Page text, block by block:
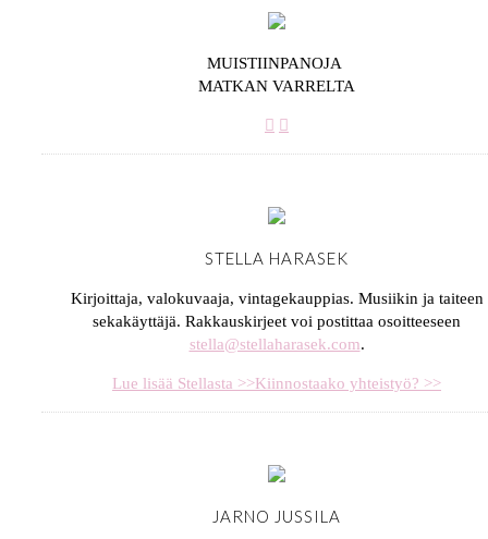
MUISTIINPANOJA
MATKAN VARRELTA
STELLA HARASEK
Kirjoittaja, valokuvaaja, vintagekauppias. Musiikin ja taiteen
sekakäyttäjä. Rakkauskirjeet voi postittaa osoitteeseen
stella@stellaharasek.com.
Lue lisää Stellasta >>Kiinnostaako yhteistyö? >>
JARNO JUSSILA